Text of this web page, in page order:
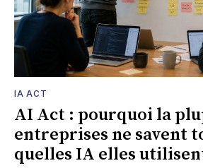
IA ACT
AI Act : pourquoi la
entreprises ne savent
quelles IA elles